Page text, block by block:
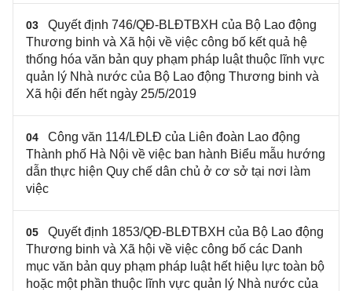
03
Quyết định 746/QĐ-BLĐTBXH của Bộ Lao động
Thương binh và Xã hội về việc công bố kết quả hệ
thống hóa văn bản quy phạm pháp luật thuộc lĩnh vực
quản lý Nhà nước của Bộ Lao động Thương binh và
Xã hội đến hết ngày 25/5/2019
04
Công văn 114/LĐLĐ của Liên đoàn Lao động
Thành phố Hà Nội về việc ban hành Biểu mẫu hướng
dẫn thực hiện Quy chế dân chủ ở cơ sở tại nơi làm
việc
05
Quyết định 1853/QĐ-BLĐTBXH của Bộ Lao động
Thương binh và Xã hội về việc công bố các Danh
mục văn bản quy phạm pháp luật hết hiệu lực toàn bộ
hoặc một phần thuộc lĩnh vực quản lý Nhà nước của